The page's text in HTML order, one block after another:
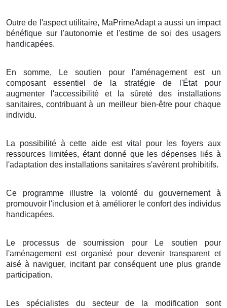
Outre de l'aspect utilitaire, MaPrimeAdapt a aussi un impact
bénéfique sur l'autonomie et l'estime de soi des usagers
handicapées.
En somme, Le soutien pour l'aménagement est un
composant essentiel de la stratégie de l'État pour
augmenter l'accessibilité et la sûreté des installations
sanitaires, contribuant à un meilleur bien-être pour chaque
individu.
La possibilité à cette aide est vital pour les foyers aux
ressources limitées, étant donné que les dépenses liés à
l'adaptation des installations sanitaires s'avèrent prohibitifs.
Ce programme illustre la volonté du gouvernement à
promouvoir l'inclusion et à améliorer le confort des individus
handicapées.
Le processus de soumission pour Le soutien pour
l'aménagement est organisé pour devenir transparent et
aisé à naviguer, incitant par conséquent une plus grande
participation.
Les spécialistes du secteur de la modification sont